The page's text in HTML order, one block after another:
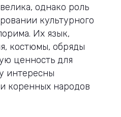
однако роль
культурного
Их язык,
костюмы, обряды
ценность для
интересны
коренных народов